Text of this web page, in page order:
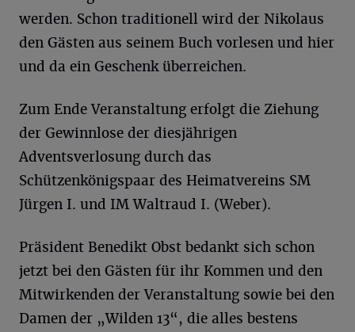
werden. Schon traditionell wird der Nikolaus
den Gästen aus seinem Buch vorlesen und hier
und da ein Geschenk überreichen.
Zum Ende Veranstaltung erfolgt die Ziehung
der Gewinnlose der diesjährigen
Adventsverlosung durch das
Schützenkönigspaar des Heimatvereins SM
Jürgen I. und IM Waltraud I. (Weber).
Präsident Benedikt Obst bedankt sich schon
jetzt bei den Gästen für ihr Kommen und den
Mitwirkenden der Veranstaltung sowie bei den
Damen der „Wilden 13“, die alles bestens